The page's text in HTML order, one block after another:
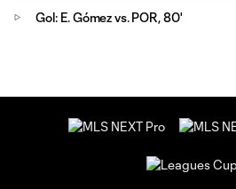
Gol: E. Gómez vs. POR, 80'